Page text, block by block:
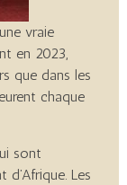
vraie
en 2023,
que dans les
chaque
sont
d’Afrique. Les